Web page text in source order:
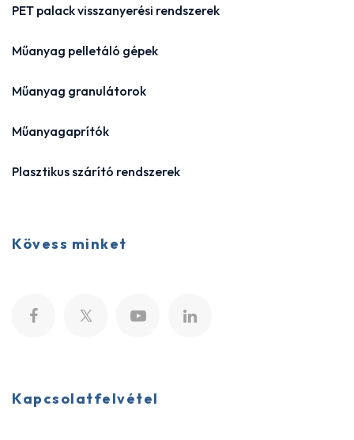
PET palack visszanyerési rendszerek
Műanyag pelletáló gépek
Műanyag granulátorok
Műanyagaprítók
Plasztikus szárító rendszerek
Kövess minket
Kapcsolatfelvétel